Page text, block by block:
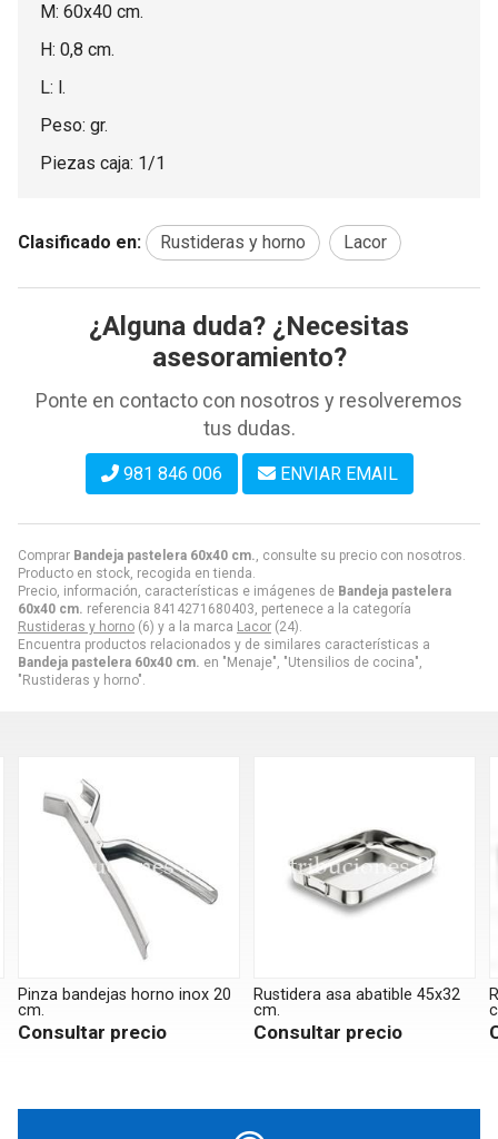
Comprar Bandeja pastelera 60x40 cm., consulte su precio con nosotros.
Producto en stock, recogida en tienda.
Precio, información, características e imágenes de Bandeja pastelera
60x40 cm. referencia 8414271680403, pertenece a la categoría
Rustideras y horno (6) y a la marca Lacor (24).
Encuentra productos relacionados y de similares características a
Bandeja pastelera 60x40 cm. en "Menaje", "Utensilios de cocina",
"Rustideras y horno".
M: 60x40 cm.
H: 0,8 cm.
L: l.
Peso: gr.
Piezas caja: 1/1
Clasificado en: Rustideras y horno Lacor
¿Alguna duda? ¿Necesitas
asesoramiento?
Ponte en contacto con nosotros y resolveremos
tus dudas.
981 846 006 ENVIAR EMAIL
horno inox 20
precio
Rustidera asa abatible 45x32
Consultar precio
Rustidera